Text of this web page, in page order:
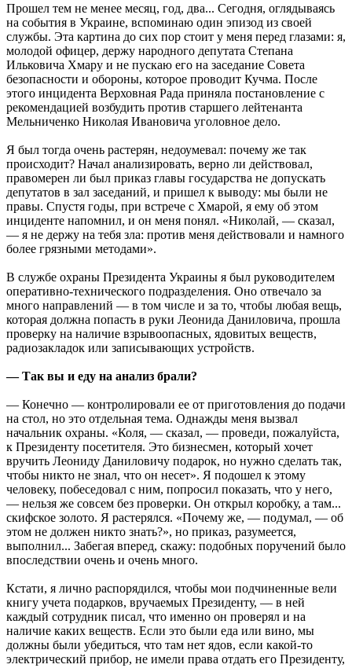
Прошел тем не менее месяц, год, два... Сегодня, оглядываясь
на события в Украине, вспоминаю один эпизод из своей
службы. Эта картина до сих пор стоит у меня перед глазами: я,
молодой офицер, держу народного депутата Степана
Ильковича Хмару и не пускаю его на заседание Совета
безопасности и обороны, которое проводит Кучма. После
этого инцидента Верховная Рада приняла постановление с
рекомендацией возбудить против старшего лейтенанта
Мельниченко Николая Ивановича уголовное дело.
Я был тогда очень растерян, недоумевал: почему же так
происходит? Начал анализировать, верно ли действовал,
правомерен ли был приказ главы государства не допускать
депутатов в зал заседаний, и пришел к выводу: мы были не
правы. Спустя годы, при встрече с Хмарой, я ему об этом
инциденте напомнил, и он меня понял. «Николай, — сказал,
— я не держу на тебя зла: против меня действовали и намного
более грязными методами».
В службе охраны Президента Украины я был руководителем
оперативно-технического подразделения. Оно отвечало за
много направлений — в том числе и за то, чтобы любая вещь,
которая должна попасть в руки Леонида Даниловича, прошла
проверку на наличие взрывоопасных, ядовитых веществ,
радиозакладок или записывающих устройств.
— Так вы и еду на анализ брали?
— Конечно — контролировали ее от приготовления до подачи
на стол, но это отдельная тема. Однажды меня вызвал
начальник охраны. «Коля, — сказал, — проведи, пожалуйста,
к Президенту посетителя. Это бизнесмен, который хочет
вручить Леониду Даниловичу подарок, но нужно сделать так,
чтобы никто не знал, что он несет». Я подошел к этому
человеку, побеседовал с ним, попросил показать, что у него,
— нельзя же совсем без проверки. Он открыл коробку, а там...
скифское золото. Я растерялся. «Почему же, — подумал, — об
этом не должен никто знать?», но приказ, разумеется,
выполнил... Забегая вперед, скажу: подобных поручений было
впоследствии очень и очень много.
Кстати, я лично распорядился, чтобы мои подчиненные вели
книгу учета подарков, вручаемых Президенту, — в ней
каждый сотрудник писал, что именно он проверял и на
наличие каких веществ. Если это были еда или вино, мы
должны были убедиться, что там нет ядов, если какой-то
электрический прибор, не имели права отдать его Президенту,